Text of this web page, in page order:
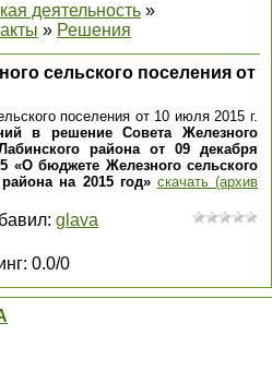
деятельность »
» Решения
сельского поселения от
поселения от 10 июля 2015 г.
в решение Совета Железного
района от 09 декабря
бюджете Железного сельского
на 2015 год» скачать (архив
: glava
: 0.0/0